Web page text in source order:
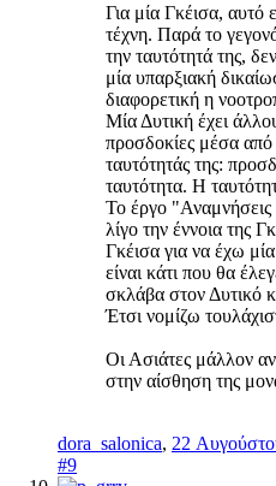
Για μία Γκέισα, αυτό
τέχνη. Παρά το
την ταυτότητά της,
μία υπαρξιακή
διαφορετική η
Μία Δυτική έχει
προσδοκίες μέσα από
ταυτότητάς της:
ταυτότητα. Η
Το έργο "Αναμνήσεις
λίγο την έννοια της
Γκέισα για να έχω
είναι κάτι που θα
σκλάβα στον Δυτικό
Έτσι νομίζω
Οι Ασιάτες μάλλον
στην αίσθηση της
dora_salonica, 22
#9